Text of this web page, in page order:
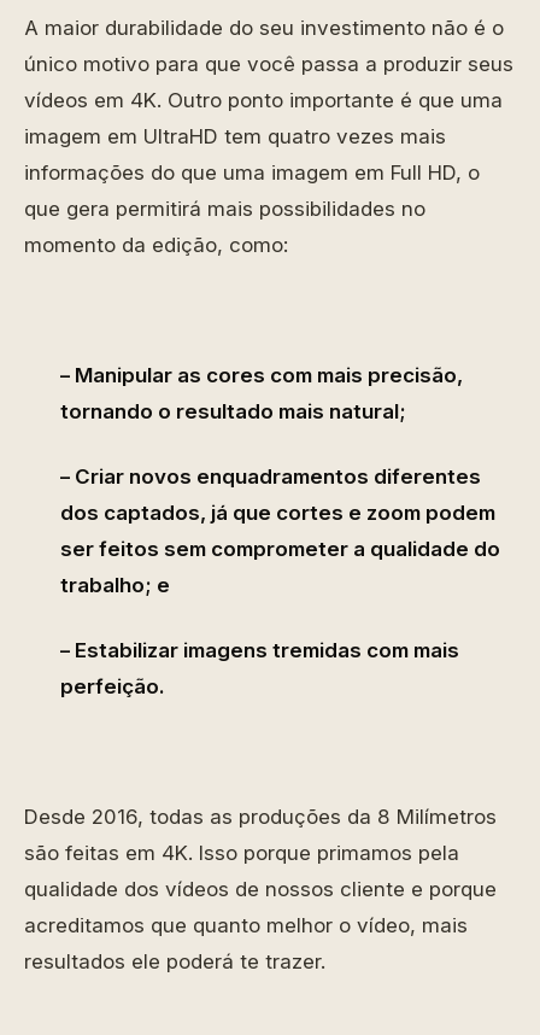
A maior durabilidade do seu investimento não é o
único motivo para que você passa a produzir seus
vídeos em 4K. Outro ponto importante é que uma
imagem em UltraHD tem quatro vezes mais
informações do que uma imagem em Full HD, o
que gera permitirá mais possibilidades no
momento da edição, como:
– Manipular as cores com mais precisão,
tornando o resultado mais natural;
– Criar novos enquadramentos diferentes
dos captados, já que cortes e zoom podem
ser feitos sem comprometer a qualidade do
trabalho; e
– Estabilizar imagens tremidas com mais
perfeição.
Desde 2016, todas as produções da 8 Milímetros
são feitas em 4K. Isso porque primamos pela
qualidade dos vídeos de nossos cliente e porque
acreditamos que quanto melhor o vídeo, mais
resultados ele poderá te trazer.